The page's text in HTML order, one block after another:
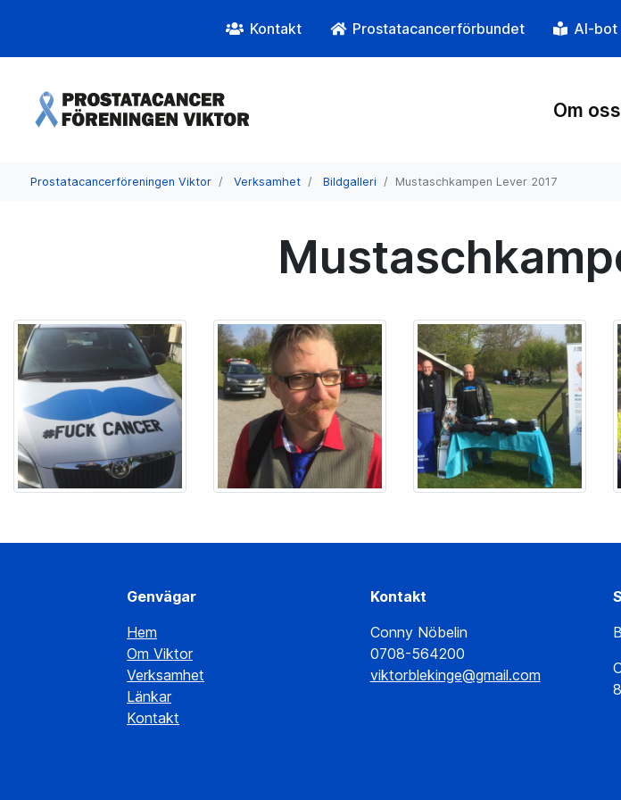
Kontakt Prostatacancerförbundet AI-bot
Om oss
Prostatacancerföreningen Viktor Verksamhet Bildgalleri Mustaschkampen Lever 2017
Genvägar
Hem
Om Viktor
Verksamhet
Länkar
Kontakt
Kontakt
Conny Nöbelin
0708-564200
viktorblekinge@gmail.com